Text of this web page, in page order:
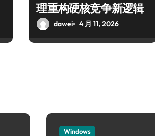
理重构硬核竞争新逻辑
dawei 4 月 11, 2026
Windows